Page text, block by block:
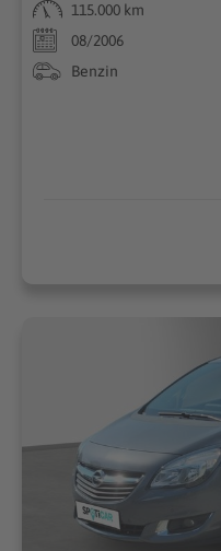
115.000 km
08/2006
Benzin